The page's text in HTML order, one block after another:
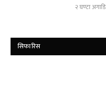
२ घण्टा अगाडि
सिफारिस